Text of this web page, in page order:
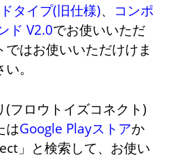
タイプ(旧仕様)、
コンポ
ド V2.0でお使いいただ
はお使いいただけけま
。
(フロウトイズコネクト)
はGoogle Playストアか
」と検索して、お使い